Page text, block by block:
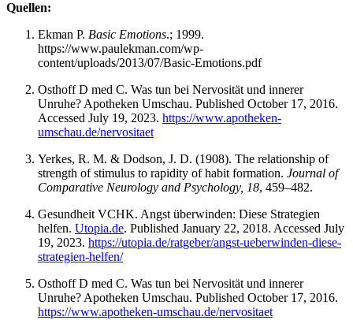
Quellen:
Ekman P. Basic Emotions.; 1999.
https://www.paulekman.com/wp-
content/uploads/2013/07/Basic-Emotions.pdf
Osthoff D med C. Was tun bei Nervosität und innerer
Unruhe? Apotheken Umschau. Published October 17, 2016.
Accessed July 19, 2023. https://www.apotheken-
umschau.de/nervositaet
Yerkes, R. M. & Dodson, J. D. (1908). The relationship of
strength of stimulus to rapidity of habit formation. Journal of
Comparative Neurology and Psychology, 18, 459–482.
Gesundheit VCHK. Angst überwinden: Diese Strategien
helfen. Utopia.de. Published January 22, 2018. Accessed July
19, 2023. https://utopia.de/ratgeber/angst-ueberwinden-diese-
strategien-helfen/
Osthoff D med C. Was tun bei Nervosität und innerer
Unruhe? Apotheken Umschau. Published October 17, 2016.
https://www.apotheken-umschau.de/nervositaet